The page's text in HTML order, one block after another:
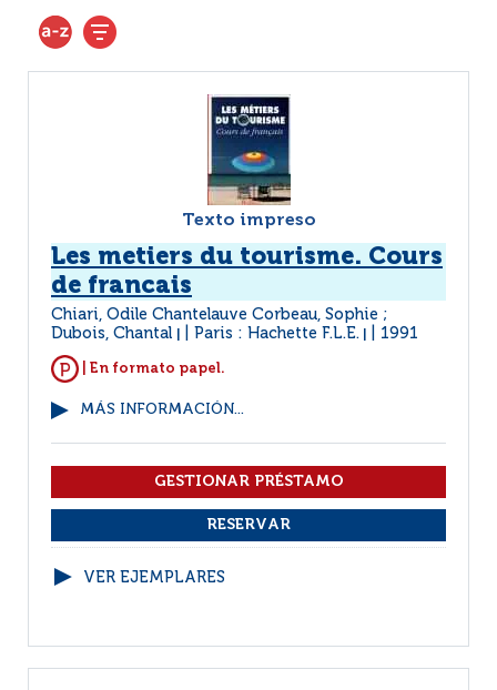
Texto impreso
Les metiers du tourisme. Cours
de francais
Chiari, Odile Chantelauve Corbeau, Sophie ;
Dubois, Chantal
Paris : Hachette F.L.E. 1991
| En formato papel.
MÁS INFORMACIÓN...
VER EJEMPLARES